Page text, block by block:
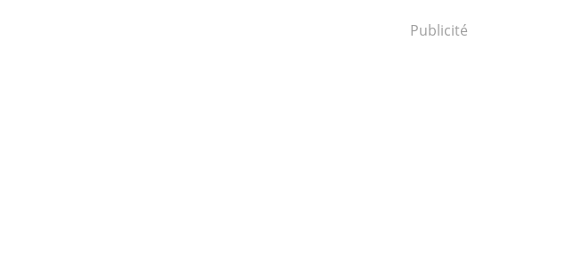
Publicité